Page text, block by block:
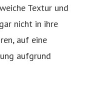
Textur und
nicht in ihre
auf eine
aufgrund